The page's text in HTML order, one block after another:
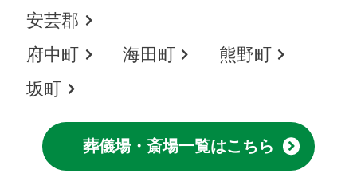
安芸郡
府中町
海田町
熊野町
坂町
葬儀場・斎場一覧はこちら